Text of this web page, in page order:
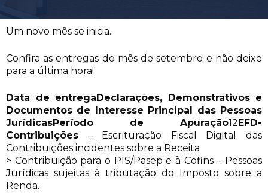
Um novo mês se inicia.
Confira as entregas do mês de setembro e não deixe
para a última hora!
Data de entrega Declarações, Demonstrativos e
Documentos de Interesse Principal das Pessoas
JurídicasPeríodo de Apuração12 EFD-
Contribuições – Escrituração Fiscal Digital das
Contribuições incidentes sobre a Receita
> Contribuição para o PIS/Pasep e à Cofins – Pessoas
Jurídicas sujeitas à tributação do Imposto sobre a
Renda.